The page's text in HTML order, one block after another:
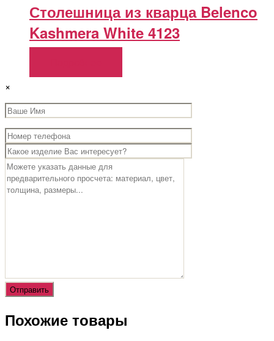
Столешница из кварца Belenco
Kashmera White 4123
×
Похожие товары